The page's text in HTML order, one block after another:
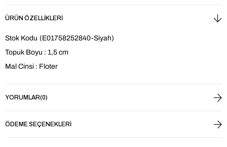
ÜRÜN ÖZELLIKLERI
Stok Kodu (E01758252840-Siyah)
Topuk Boyu : 1,5 cm
Mal Cinsi : Floter
YORUMLAR(0)
ÖDEME SEÇENEKLERI